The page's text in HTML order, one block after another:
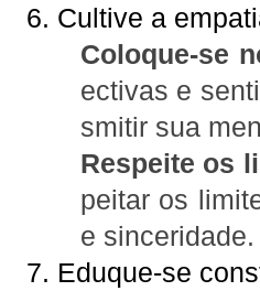
6. Cultive a
Coloque-se
ectivas e
smitir sua
Respeite os
peitar os
e sinceridade.
7. Eduque-se